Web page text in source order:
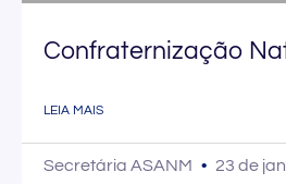
Confraternização
LEIA MAIS
Secretária ASANM 23 de